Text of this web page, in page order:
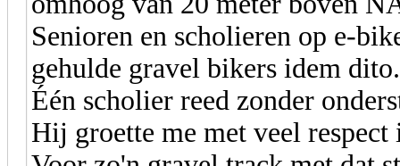
Senioren en scholieren op e-
gehulde gravel bikers idem dito.
Één scholier reed zonder
Hij groette me met veel